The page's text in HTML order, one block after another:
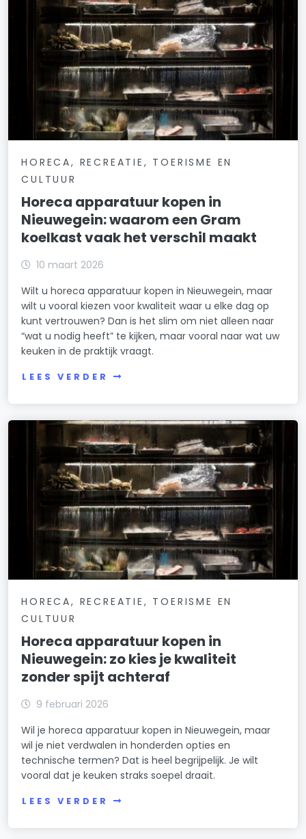
HORECA, RECREATIE, TOERISME EN
CULTUUR
Horeca apparatuur kopen in
Nieuwegein: waarom een Gram
koelkast vaak het verschil maakt
10 maart 2026
Wilt u horeca apparatuur kopen in Nieuwegein, maar
wilt u vooral kiezen voor kwaliteit waar u elke dag op
kunt vertrouwen? Dan is het slim om niet alleen naar
“wat u nodig heeft” te kijken, maar vooral naar wat uw
keuken in de praktijk vraagt.
LEES VERDER
HORECA, RECREATIE, TOERISME EN
CULTUUR
Horeca apparatuur kopen in
Nieuwegein: zo kies je kwaliteit
zonder spijt achteraf
9 februari 2026
Wil je horeca apparatuur kopen in Nieuwegein, maar
wil je niet verdwalen in honderden opties en
technische termen? Dat is heel begrijpelijk. Je wilt
vooral dat je keuken straks soepel draait.
LEES VERDER